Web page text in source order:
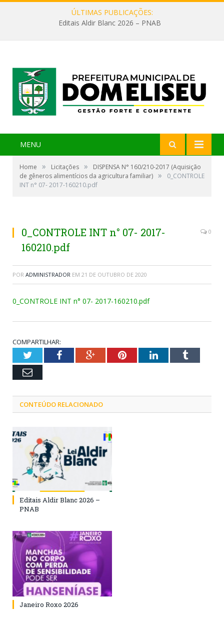
ÚLTIMAS PUBLICAÇÕES:
Editais Aldir Blanc 2026 – PNAB
MENU
Home » Licitações »
DISPENSA N° 160/210-2017 (Aquisição
de gêneros alimentícios da agricultura familiar) »
0_CONTROLE
INT n° 07- 2017-160210.pdf
0_CONTROLE INT n° 07- 2017-
160210.pdf
0
POR ADMINISTRADOR EM 21 DE OUTUBRO DE 2020
0_CONTROLE INT n° 07- 2017-160210.pdf
COMPARTILHAR:
TwitterFacebookGoogle+PinterestLinkedInTumblr
Email
CONTEÚDO RELACIONADO
Editais Aldir Blanc 2026 –
PNAB
Janeiro Roxo 2026